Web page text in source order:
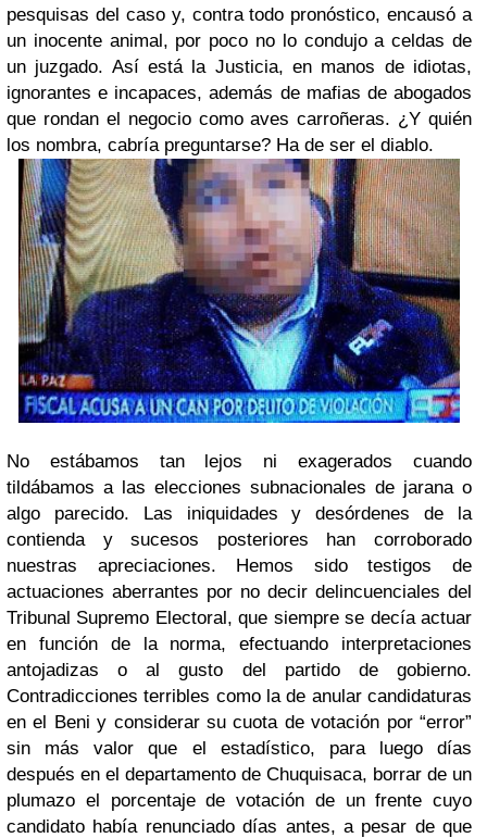
pesquisas del caso y, contra todo pronóstico, encausó a
un inocente animal, por poco no lo condujo a celdas de
un juzgado. Así está la Justicia, en manos de idiotas,
ignorantes e incapaces, además de mafias de abogados
que rondan el negocio como aves carroñeras. ¿Y quién
los nombra, cabría preguntarse? Ha de ser el diablo.
No estábamos tan lejos ni exagerados cuando
tildábamos a las elecciones subnacionales de jarana o
algo parecido. Las iniquidades y desórdenes de la
contienda y sucesos posteriores han corroborado
nuestras apreciaciones. Hemos sido testigos de
actuaciones aberrantes por no decir delincuenciales del
Tribunal Supremo Electoral, que siempre se decía actuar
en función de la norma, efectuando interpretaciones
antojadizas o al gusto del partido de gobierno.
Contradicciones terribles como la de anular candidaturas
en el Beni y considerar su cuota de votación por “error”
sin más valor que el estadístico, para luego días
después en el departamento de Chuquisaca, borrar de un
plumazo el porcentaje de votación de un frente cuyo
candidato había renunciado días antes, a pesar de que